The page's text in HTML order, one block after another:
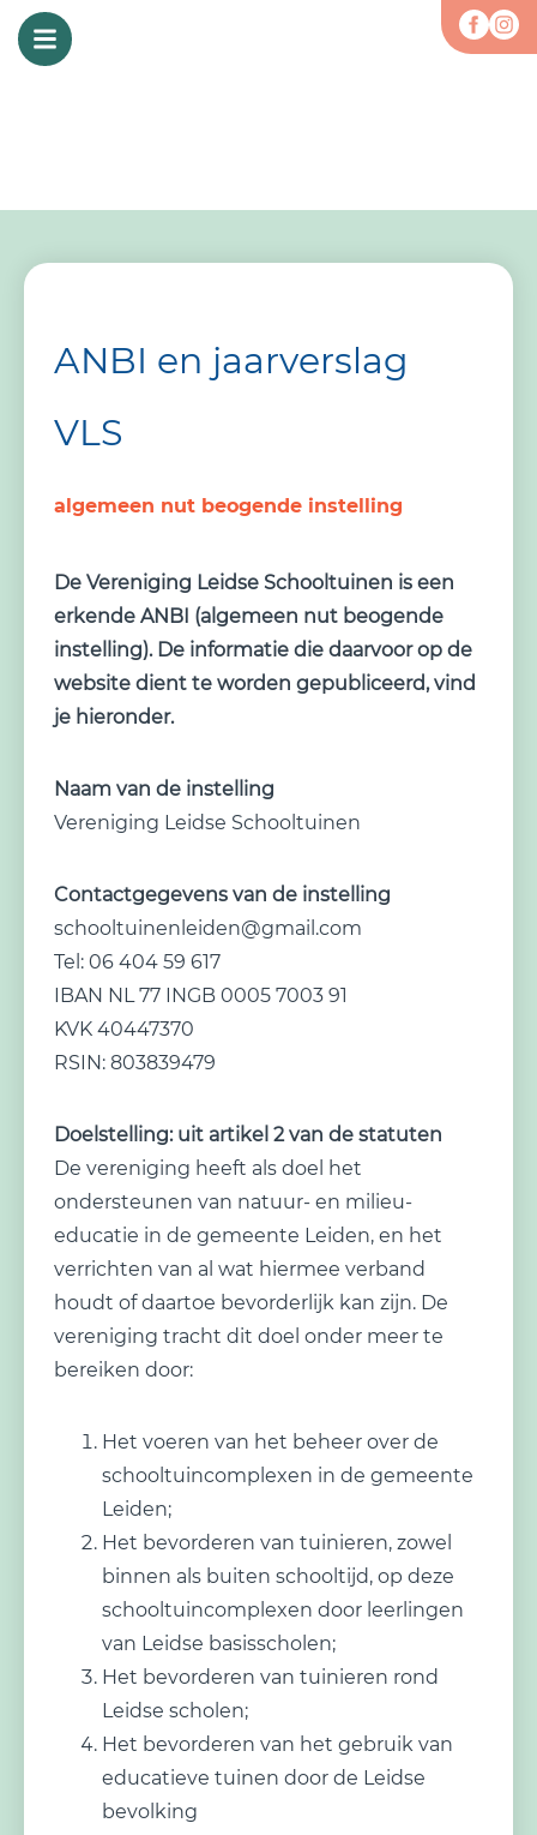
ANBI en jaarverslag
VLS
algemeen nut beogende instelling
De Vereniging Leidse Schooltuinen is een
erkende ANBI (algemeen nut beogende
instelling). De informatie die daarvoor op de
website dient te worden gepubliceerd, vind
je hieronder.
Naam van de instelling
Vereniging Leidse Schooltuinen
Contactgegevens van de instelling
schooltuinenleiden@gmail.com
Tel: 06 404 59 617
IBAN NL 77 INGB 0005 7003 91
KVK 40447370
RSIN: 803839479
Doelstelling: uit artikel 2 van de statuten
De vereniging heeft als doel het
ondersteunen van natuur- en milieu-
educatie in de gemeente Leiden, en het
verrichten van al wat hiermee verband
houdt of daartoe bevorderlijk kan zijn. De
vereniging tracht dit doel onder meer te
bereiken door:
Het voeren van het beheer over de
schooltuincomplexen in de gemeente
Leiden;
Het bevorderen van tuinieren, zowel
binnen als buiten schooltijd, op deze
schooltuincomplexen door leerlingen
van Leidse basisscholen;
Het bevorderen van tuinieren rond
Leidse scholen;
Het bevorderen van het gebruik van
educatieve tuinen door de Leidse
bevolking